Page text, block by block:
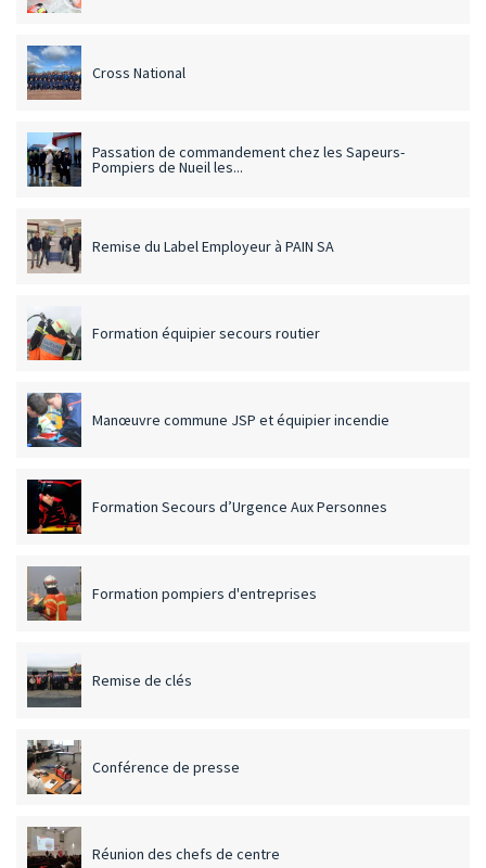
Cross National
Passation de commandement chez les Sapeurs-
Pompiers de Nueil les...
Remise du Label Employeur à PAIN SA
Formation équipier secours routier
Manœuvre commune JSP et équipier incendie
Formation Secours d’Urgence Aux Personnes
Formation pompiers d'entreprises
Remise de clés
Conférence de presse
Réunion des chefs de centre